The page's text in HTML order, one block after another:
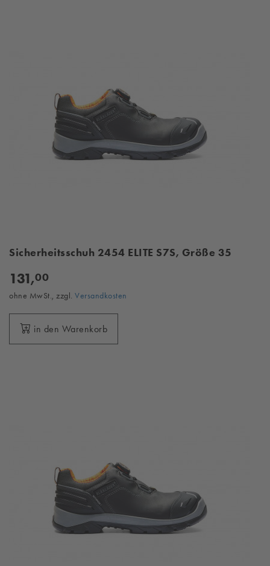
Sicherheitsschuh 2454 ELITE S7S, Größe 35
131,00
ohne MwSt., zzgl. Versandkosten
in den Warenkorb